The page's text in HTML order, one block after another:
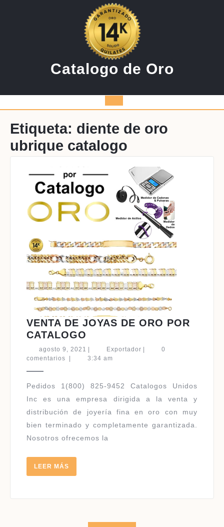
Catalogo de Oro
Botón
de
apertura
Etiqueta: diente de oro
ubrique catalogo
VENTA DE JOYAS DE ORO POR
CATALOGO
DE
JOYAS
ORO
CATALOGO
agosto 9, 2021 agosto
9,
ExportadorExportador
0
comentarios
3:34 am
Pedidos 1(800) 825-9452 Catalogos Unidos
Inc es una empresa dirigida a la venta y
distribución de joyería fina en oro con muy
bien terminado y completamente garantizada.
Nosotros ofrecemos la
LEER MÁS
MÁS